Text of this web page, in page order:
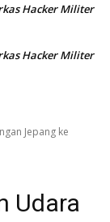
Hacker Militer
Hacker Militer